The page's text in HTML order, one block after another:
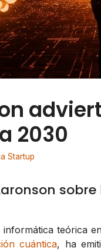
2030
Startup
teórica
cuántica, ha